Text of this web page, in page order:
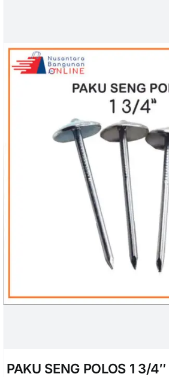
PAKU SENG POLOS 1 3/